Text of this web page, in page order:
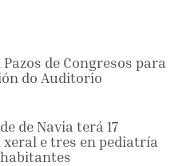
de Congresos para
do Auditorio
de Navia terá 17
e tres en pediatría